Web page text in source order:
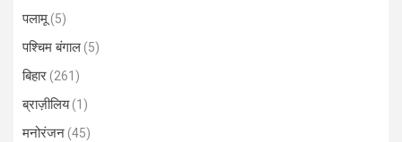
पलामू(5)
पश्चिम बंगाल(5)
बिहार(261)
ब्राज़ीलिय(1)
मनोरंजन(45)